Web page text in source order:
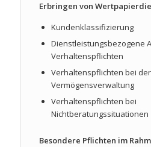
Erbringen von
Kundenklassifizierung
Dienstleistungsbezogene
Verhaltenspflichten
Verhaltenspflichten bei
Vermögensverwaltung
Verhaltenspflichten bei
Nichtberatungssituationen
Besondere Pflichten im